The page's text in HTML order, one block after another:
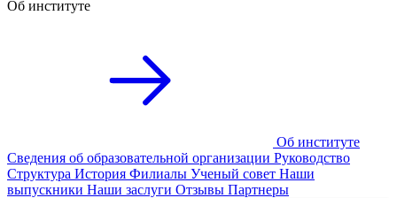
Об институте
Об институте
Сведения об образовательной организации Руководство
Структура История Филиалы Ученый совет Наши
выпускники Наши заслуги Отзывы Партнеры